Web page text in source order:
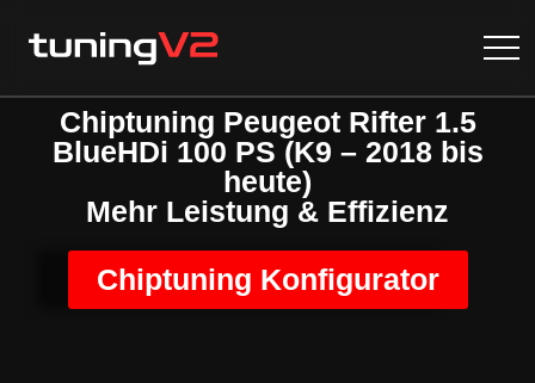
Chiptuning Peugeot Rifter 1.5
BlueHDi 100 PS (K9 – 2018 bis
heute)
Mehr Leistung & Effizienz
Chiptuning Konfigurator